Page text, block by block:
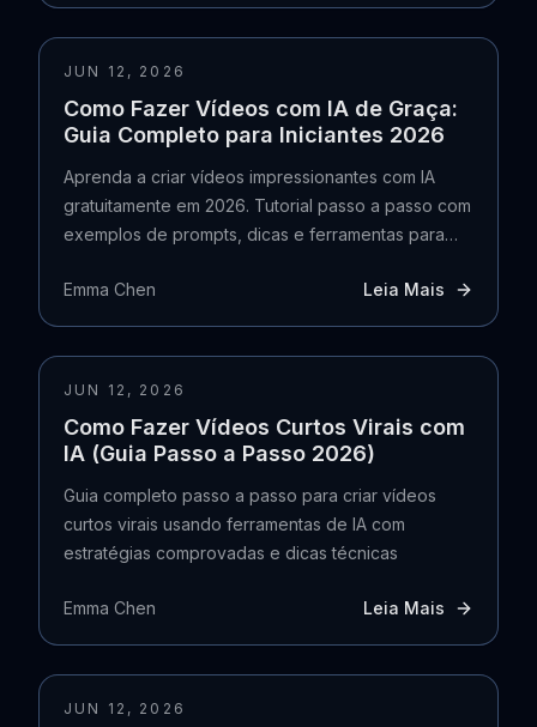
JUN 12, 2026
Como Fazer Vídeos com IA de Graça:
Guia Completo para Iniciantes 2026
Aprenda a criar vídeos impressionantes com IA
gratuitamente em 2026. Tutorial passo a passo com
exemplos de prompts, dicas e ferramentas para
Emma Chen
Leia Mais
JUN 12, 2026
Como Fazer Vídeos Curtos Virais com
IA (Guia Passo a Passo 2026)
Guia completo passo a passo para criar vídeos
curtos virais usando ferramentas de IA com
estratégias comprovadas e dicas técnicas
Emma Chen Leia Mais
JUN 12, 2026